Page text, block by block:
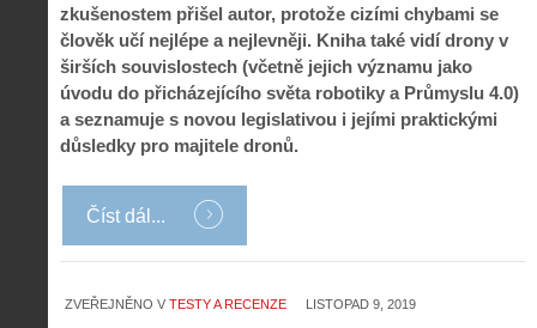
zkušenostem přišel autor, protože cizími chybami se
člověk učí nejlépe a nejlevněji. Kniha také vidí drony v
širších souvislostech (včetně jejich významu jako
úvodu do přicházejícího světa robotiky a Průmyslu 4.0)
a seznamuje s novou legislativou i jejími praktickými
důsledky pro majitele dronů.
Číst dál...
ZVEŘEJNĚNO V TESTY A RECENZE LISTOPAD 9, 2019